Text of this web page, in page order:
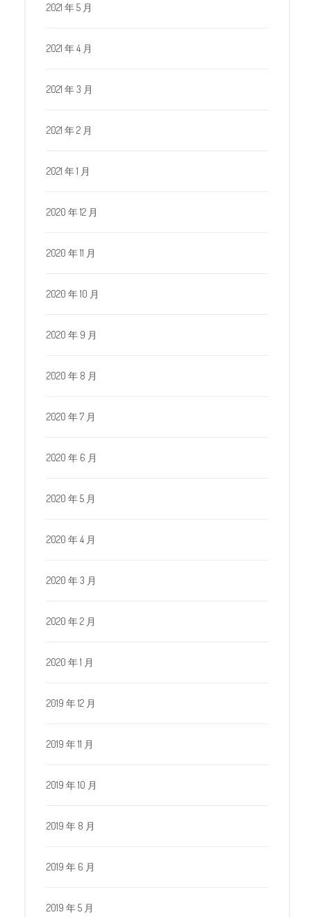
2021 年 5 月
2021 年 4 月
2021 年 3 月
2021 年 2 月
2021 年 1 月
2020 年 12 月
2020 年 11 月
2020 年 10 月
2020 年 9 月
2020 年 8 月
2020 年 7 月
2020 年 6 月
2020 年 5 月
2020 年 4 月
2020 年 3 月
2020 年 2 月
2020 年 1 月
2019 年 12 月
2019 年 11 月
2019 年 10 月
2019 年 8 月
2019 年 6 月
2019 年 5 月